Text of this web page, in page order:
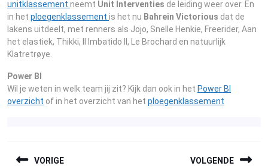
unitklassement neemt Unit Interventies de leiding weer over. En
in het ploegenklassement is het nu Bahrein Victorious dat de
lakens uitdeelt, met renners als Jojo, Snelle Henkie, Freerider, Aan
het elastiek, Thikki, Il Imbatido II, Le Brochard en natuurlijk
Klatretrøye.
Power BI
Wil je weten in welk team jij zit? Kijk dan ook in het Power BI
overzicht of in het overzicht van het ploegenklassement
VORIGE VOLGENDE